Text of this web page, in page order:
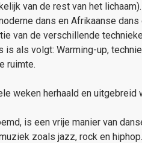
van de rest van het
dans en Afrikaanse
van de verschillende
is als volgt: Warming-up,
ruimte.
weken herhaald en uitgebreid
is een vrije manier van
zoals jazz, rock en